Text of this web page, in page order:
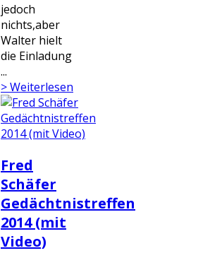
jedoch
nichts,aber
Walter hielt
die Einladung
...
> Weiterlesen
Fred
Schäfer
Gedächtnistreffen
2014 (mit
Video)